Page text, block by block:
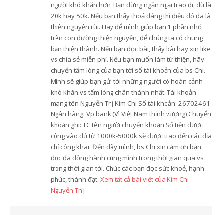
người khó khăn hơn. Bạn đừng ngần ngại trao đi, dù là
20k hay 50k. Nếu bạn thấy thoả đáng thì điều đó đã là
thiện nguyện rùi. Hãy để mình giúp bạn 1 phần nhỏ
trên con đường thiện nguyện, để chúng ta có chung
bạn thiện thành. Nếu bạn đọc bài, thấy bài hay xin like
vs chia sẻ miễn phí. Nếu bạn muốn làm từ thiện, hãy
chuyển tấm lòng của bạn tới số tài khoản của bs Chi.
Mình sẽ giúp bạn gửi tới những người có hoàn cảnh
khó khăn vs tấm lòng chân thành nhất. Tài khoản
mang tên Nguyễn Thị Kim Chi Số tài khoản: 26702461
Ngân hàng: Vp bank (Vì Việt Nam thịnh vượng) Chuyển
khoản ghi: TC tên người chuyển khoản Số tiền được
cộng vào đủ từ 1000k-5000k sẽ được trao đến các địa
chỉ công khai. Đến đây mình, bs Chi xin cảm ơn bạn
đọc đã đồng hành cùng mình trong thời gian qua vs
trong thời gian tới. Chúc các bạn đọc sức khoẻ, hạnh
phúc, thành đạt. Xem tất cả bài viết của Kim Chi
Nguyễn Thị